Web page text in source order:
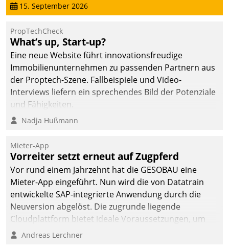
15. September 2026
PropTechCheck
What’s up, Start-up?
Eine neue Website führt innovationsfreudige
Immobilienunternehmen zu passenden Partnern aus
der Proptech-Szene. Fallbeispiele und Video-
Interviews liefern ein sprechendes Bild der Potenziale
und Fähigkeiten.
Nadja Hußmann
Mieter-App
Vorreiter setzt erneut auf Zugpferd
Vor rund einem Jahrzehnt hat die GESOBAU eine
Mieter-App eingeführt. Nun wird die von Datatrain
entwickelte SAP-integrierte Anwendung durch die
Neuversion abgelöst. Die zugrunde liegende
Cloudplattform bietet ideale Voraussetzungen, um
die Funktionalität der App zu erweitern und weitere
Andreas Lerchner